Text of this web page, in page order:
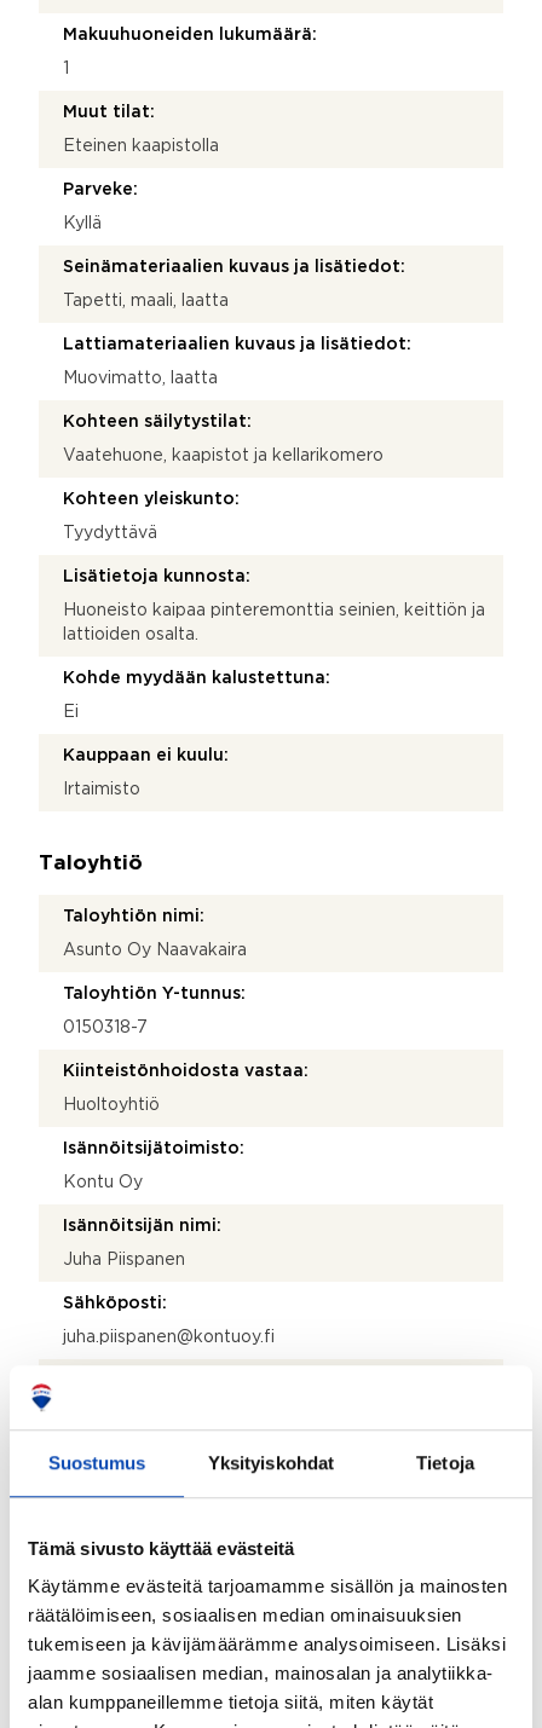
Suostumus Yksityiskohdat Tietoja
Tämä sivusto käyttää evästeitä
Käytämme evästeitä tarjoamamme sisällön ja mainosten
räätälöimiseen, sosiaalisen median ominaisuuksien
tukemiseen ja kävijämäärämme analysoimiseen. Lisäksi
jaamme sosiaalisen median, mainosalan ja analytiikka-
alan kumppaneillemme tietoja siitä, miten käytät
Makuuhuoneiden lukumäärä:
Muut tilat:
Eteinen kaapistolla
Parveke:
Kyllä
Seinämateriaalien kuvaus ja lisätiedot:
Tapetti, maali, laatta
Lattiamateriaalien kuvaus ja lisätiedot:
Muovimatto, laatta
Kohteen säilytystilat:
Vaatehuone, kaapistot ja kellarikomero
Kohteen yleiskunto:
Tyydyttävä
Lisätietoja kunnosta:
Huoneisto kaipaa pinteremonttia seinien, keittiön ja
lattioiden osalta.
Kohde myydään kalustettuna:
Ei
Kauppaan ei kuulu:
Irtaimisto
Taloyhtiö
Taloyhtiön nimi:
Asunto Oy Naavakaira
Taloyhtiön Y-tunnus:
0150318-7
Kiinteistönhoidosta vastaa:
Huoltoyhtiö
Isännöitsijätoimisto:
Kontu Oy
Isännöitsijän nimi:
Juha Piispanen
Sähköposti:
juha.piispanen@kontuoy.fi
Katuosoite:
Postitoimipaikka:
Lahti
16.04.2026